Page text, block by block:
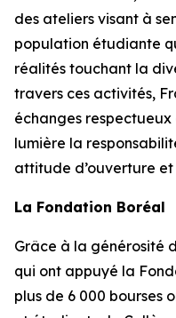
des ateliers visant à
population étudiante
réalités touchant la
travers ces activités,
échanges
lumière la
attitude d’ouverture
La Fondation Boréal
Grâce à la générosité
qui ont appuyé la
plus de 6 000 bourses